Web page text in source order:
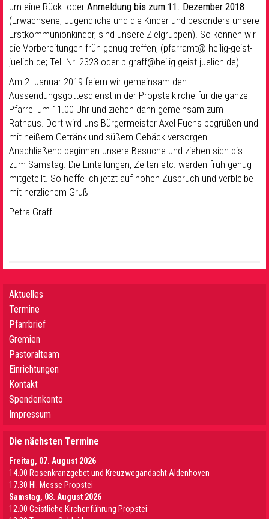
um eine Rück- oder Anmeldung bis zum 11. Dezember 2018
(Erwachsene; Jugendliche und die Kinder und besonders unsere
Erstkommunionkinder, sind unsere Zielgruppen). So können wir
die Vorbereitungen früh genug treffen, (pfarramt@ heilig-geist-
juelich.de; Tel. Nr. 2323 oder p.graff@heilig-geist-juelich.de).
Am 2. Januar 2019 feiern wir gemeinsam den
Aussendungsgottesdienst in der Propsteikirche für die ganze
Pfarrei um 11.00 Uhr und ziehen dann gemeinsam zum
Rathaus. Dort wird uns Bürgermeister Axel Fuchs begrüßen und
mit heißem Getränk und süßem Gebäck versorgen.
Anschließend beginnen unsere Besuche und ziehen sich bis
zum Samstag. Die Einteilungen, Zeiten etc. werden früh genug
mitgeteilt. So hoffe ich jetzt auf hohen Zuspruch und verbleibe
mit herzlichem Gruß
Petra Graff
Aktuelles
Termine
Pfarrbrief
Gremien
Pastoralteam
Einrichtungen
Kontakt
Spendenkonto
Impressum
Die nächsten Termine
Freitag, 07. August 2026
14.00 Rosenkranzgebet und Kreuzwegandacht Aldenhoven
17.30 Hl. Messe Propstei
Samstag, 08. August 2026
12.00 Geistliche Kirchenführung Propstei